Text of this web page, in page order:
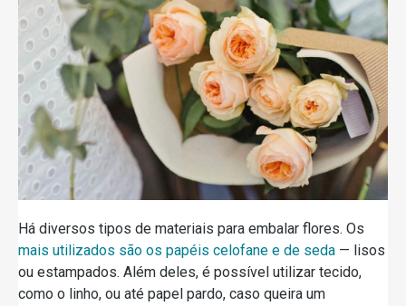
Há diversos tipos de materiais para embalar flores. Os
mais utilizados são os papéis celofane e de seda — lisos
ou estampados. Além deles, é possível utilizar tecido,
como o linho, ou até papel pardo, caso queira um